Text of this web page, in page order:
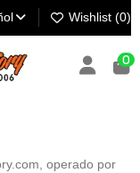
Wishlist (0)
0
operado por